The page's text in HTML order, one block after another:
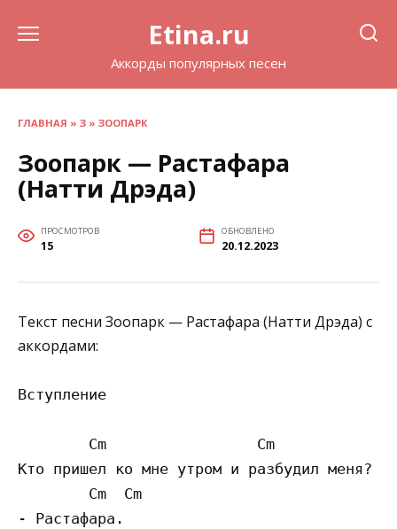
Etina.ru
Аккорды популярных песен
ГЛАВНАЯ » З » ЗООПАРК
Зоопарк — Растафара
(Натти Дрэда)
ПРОСМОТРОВ
15
ОБНОВЛЕНО
20.12.2023
Текст песни Зоопарк — Растафара (Натти Дрэда) с
аккордами:
Вступление
        Cm                 Cm
Кто пришел ко мне утром и разбудил меня?
        Cm  Cm
- Растафара.